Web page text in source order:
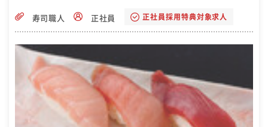
寿司職人 正社員 正社員採用特典対象求人